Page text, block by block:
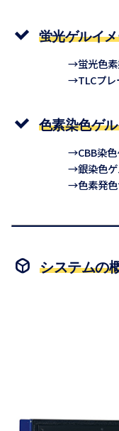
蛍光ゲルイ
→蛍光色素
→TLCプレ
色素染色ゲ
→CBB染色
→銀染色ゲ
→色素発色
システムの